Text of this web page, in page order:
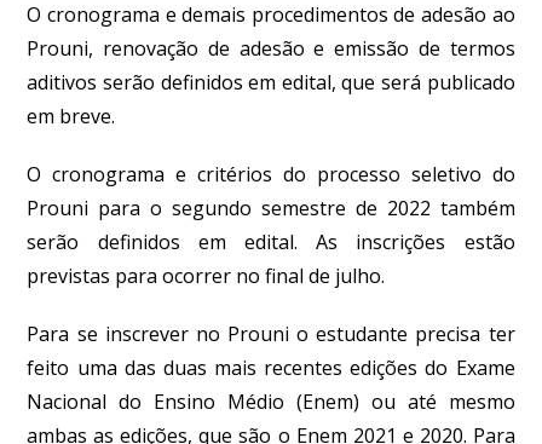
O cronograma e demais procedimentos de adesão ao
Prouni, renovação de adesão e emissão de termos
aditivos serão definidos em edital, que será publicado
em breve.
O cronograma e critérios do processo seletivo do
Prouni para o segundo semestre de 2022 também
serão definidos em edital. As inscrições estão
previstas para ocorrer no final de julho.
Para se inscrever no Prouni o estudante precisa ter
feito uma das duas mais recentes edições do Exame
Nacional do Ensino Médio (Enem) ou até mesmo
ambas as edições, que são o Enem 2021 e 2020. Para